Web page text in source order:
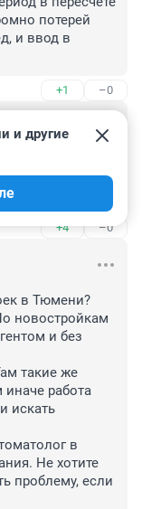
потерей
и ввод в
+1 –0
на
о том, что
+4 –0
и другие
в Тюмени?
новостройкам
и без
такие же
работа
искать
в
Не хотите
проблему, если